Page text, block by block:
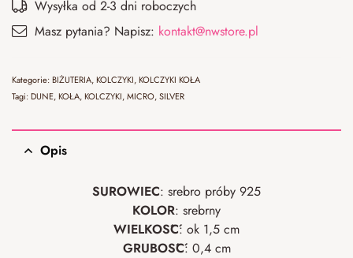
Wysyłka od 2-3 dni roboczych
Masz pytania? Napisz: kontakt@nwstore.pl
Kategorie:BIŻUTERIA,KOLCZYKI,KOLCZYKI KOŁA
Tagi:DUNE,KOŁA,KOLCZYKI,MICRO,SILVER
Opis
SUROWIEC: srebro próby 925
KOLOR: srebrny
WIELKOŚĆ: ok 1,5 cm
GRUBOŚĆ: 0,4 cm